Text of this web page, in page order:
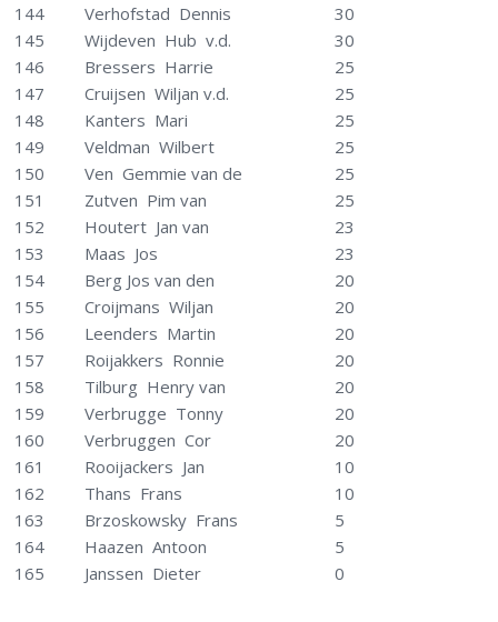
144
Verhofstad Dennis
30
145
Wijdeven Hub v.d.
30
146
Bressers Harrie
25
147
Cruijsen Wiljan v.d.
25
148
Kanters Mari
25
149
Veldman Wilbert
25
150
Ven Gemmie van de
25
151
Zutven Pim van
25
152
Houtert Jan van
23
153
Maas Jos
23
154
Berg Jos van den
20
155
Croijmans Wiljan
20
156
Leenders Martin
20
157
Roijakkers Ronnie
20
158
Tilburg Henry van
20
159
Verbrugge Tonny
20
160
Verbruggen Cor
20
161
Rooijackers Jan
10
162
Thans Frans
10
163
Brzoskowsky Frans
5
164
Haazen Antoon
5
165
Janssen Dieter 0